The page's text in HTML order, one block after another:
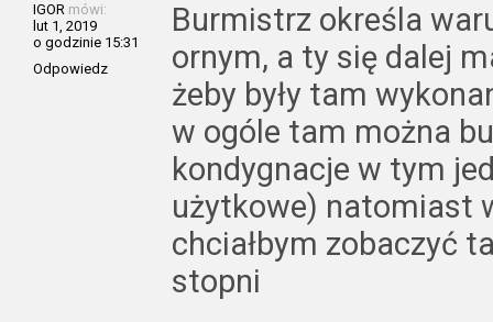
IGOR mówi:
lut 1, 2019
o godzinie 15:31
Odpowiedz
Burmistrz określa
ornym, a ty się dalej
żeby były tam
w ogóle tam można
kondygnacje w tym
użytkowe) natomiast
chciałbym zobaczyć
stopni